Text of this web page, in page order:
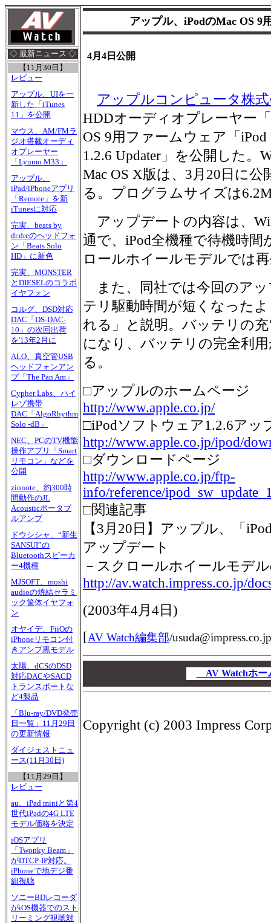
◇ 最新ニュース ◇
【11月30日】
レビュー
アップル、UIを一
新した「iTunes
11」を公開
マウス、AM/FMラ
ジオ搭載オーディ
オプレーヤー
「Lyumo M33」
アップル、
iPad/iPhoneアプリ
「Remote」を新
iTunesに対応
完実、beats by
dr.dreのヘッドフォ
ン「Beats Solo
HD」に新色
完実、MONSTER
とDIESELのコラボ
イヤフォン
コルグ、DSD対応
DAC「DS-DAC-
10」の次回出荷
を'13年2月に
ALO、真空管USB
ヘッドフォンアン
プ「The Pan Am」
Cypher Labs、ハイ
レゾ携帯
DAC「AlgoRhythm
Solo -dB」
NEC、PCのTV機能
操作アプリ「Smart
リモコン」などを
公開
zionote、約300時
間動作のJL
Acousticポータブ
ルアンプ
ドウシシャ、“新生
SANSUI”の
Bluetoothスピーカ
ー4機種
MJSOFT、moshi
audioの焼結セラミ
ック筐体イヤフォ
ン
オヤイデ、FiiOの
iPhoneリモコン付
きアンプ黒モデル
太陽、dCSのDSD
対応DACやSACD
トランスポートな
ど4製品
「Blu-ray/DVD発売
日一覧」11月29日
の更新情報
ダイジェストニュ
ース(11月30日)
【11月29日】
レビュー
au、iPad miniと第4
世代iPadの4G LTE
モデル価格を決定
iOSアプリ
「Twonky Beam」
がDTCP-IP対応。
iPhoneで地デジ番
組視聴
ソニーBDレコーダ
がiOS機器でのスト
リーミング視聴対
アップル、iPodのMac OS 9
4月4日公開
アップルコンピュータ株
HDDオーディオプレーヤー
OS 9用ファームウェア「iPod
1.2.6 Updater」を公開した。
Mac OS X版は、3月20日に公
る。プログラムサイズは
アップデートの内容は、
通で、iPod全機種で待機時
ロールホイールモデルでは
また、同社では今回のア
テリ駆動時間が短くなった
れる」と説明。バッテリの
になり、バッテリの完全利
る。
□アップルのホームページ
http://www.apple.co.jp/
□iPodソフトウェア1.2.6アッ
http://www.apple.co.jp/ipod/
□ダウンロードページ
http://www.apple.co.jp/ftp-
info/reference/
□関連記事
【3月20日】アップル、「
アップデート
－スクロールホイールモデ
http://av.watch.impress.co.jp/
(2003年4月4日 )
[AV Watch編集部/usuda@impress.co.jp
AV Watchホ
Copyright (c) 2003 Impress